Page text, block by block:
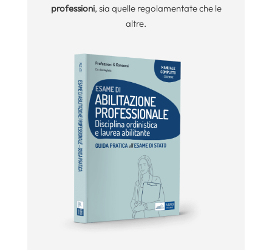
professioni, sia quelle regolamentate che le
altre.